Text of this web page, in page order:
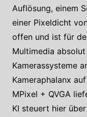
Auflösung, einem
einer Pixeldicht
offen und ist für
Multimedia
Kamerassysteme
Kameraphalanx
MPixel + QVGA
KI steuert hier